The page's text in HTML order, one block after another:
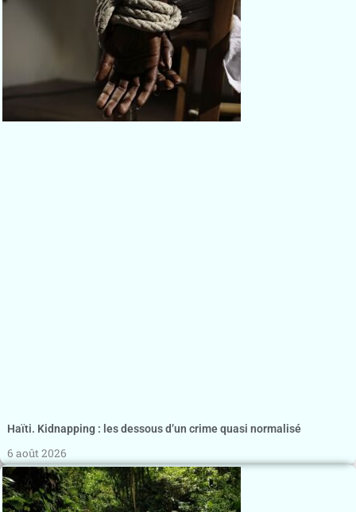
Haïti. Kidnapping : les dessous d’un crime quasi normalisé
6 août 2026